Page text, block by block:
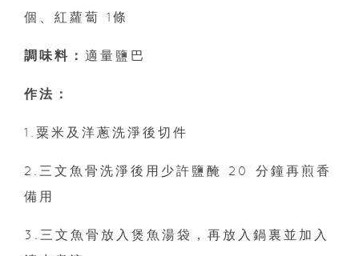
個、紅蘿蔔 1條
調味料： 適量鹽巴
作法：
1.粟米及洋蔥洗淨後切件
2.三文魚骨洗淨後用少許鹽醃 20 分鐘再煎香
備用
3.三文魚骨放入煲魚湯袋，再放入鍋裏並加入